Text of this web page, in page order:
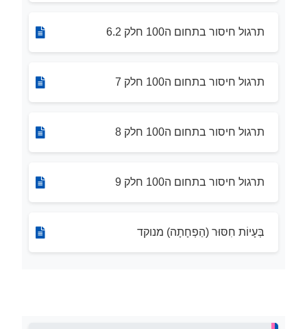
תרגול חיסור בתחום ה100 חלק 6.2
תרגול חיסור בתחום ה100 חלק 7
תרגול חיסור בתחום ה100 חלק 8
תרגול חיסור בתחום ה100 חלק 9
בְּעָיוֹת חִסּוּר (הַפְחָתָה) מנוקד